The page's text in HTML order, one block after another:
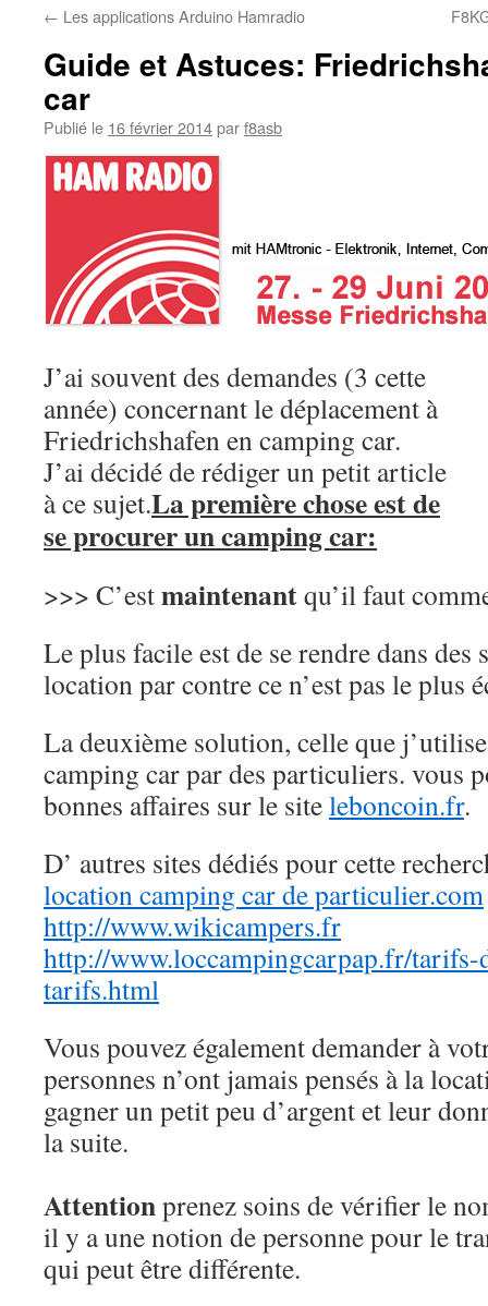
← Les applications Arduino Hamradio
Guide et Astuces:
car
Publié le 16 février 2014parf8asb
J’ai souvent des demandes (3 cette
année) concernant le déplacement à
Friedrichshafen en camping car.
J’ai décidé de rédiger un petit article
à ce sujet.La première chose est de
se procurer un camping car:
>>> C’estmaintenantqu’il faut
Le plus facile est de se rendre dans des
location par contre ce n’est pas le plus
La deuxième solution, celle que
camping car par des particuliers. vous
bonnes affaires sur le siteleboncoin.fr.
D’ autres sites dédiés pour cette
location camping car de particulier.com
http://www.wikicampers.fr
http://www.loccampingcarpap.fr/tarifs-
tarifs.html
Vous pouvez également demander à
personnes n’ont jamais pensés à la
gagner un petit peu d’argent et leur
la suite.
Attentionprenez soins de vérifier le
il y a une notion de personne pour le
qui peut être différente.